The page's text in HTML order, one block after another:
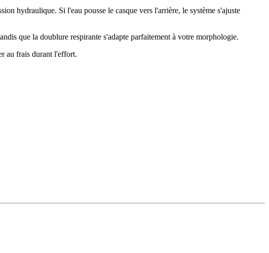
hydraulique. Si l'eau pousse le casque vers l'arrière, le système s'ajuste
que la doublure respirante s'adapte parfaitement à votre morphologie.
au frais durant l'effort.